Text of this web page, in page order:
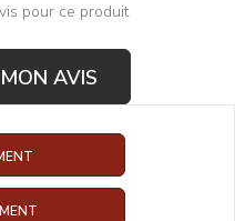
pour ce produit
AVIS